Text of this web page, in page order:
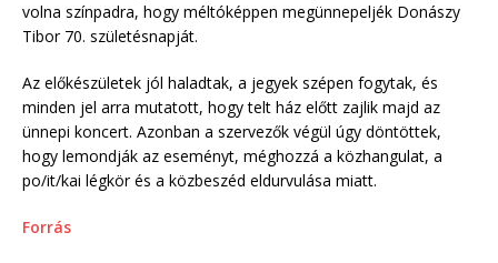
volna színpadra, hogy méltóképpen megünnepeljék Donászy
Tibor 70. születésnapját.
Az előkészületek jól haladtak, a jegyek szépen fogytak, és
minden jel arra mutatott, hogy telt ház előtt zajlik majd az
ünnepi koncert. Azonban a szervezők végül úgy döntöttek,
hogy lemondják az eseményt, méghozzá a közhangulat, a
po/it/kai légkör és a közbeszéd eldurvulása miatt.
Forrás